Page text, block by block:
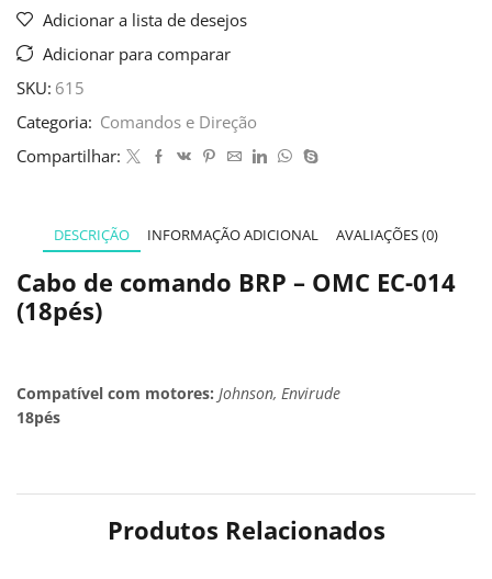
Adicionar a lista de desejos
Adicionar para comparar
SKU: 615
Categoria: Comandos e Direção
Compartilhar:
DESCRIÇÃO INFORMAÇÃO ADICIONAL AVALIAÇÕES (0)
Cabo de comando BRP – OMC EC-014
(18pés)
Compatível com motores: Johnson, Envirude
18pés
Produtos Relacionados